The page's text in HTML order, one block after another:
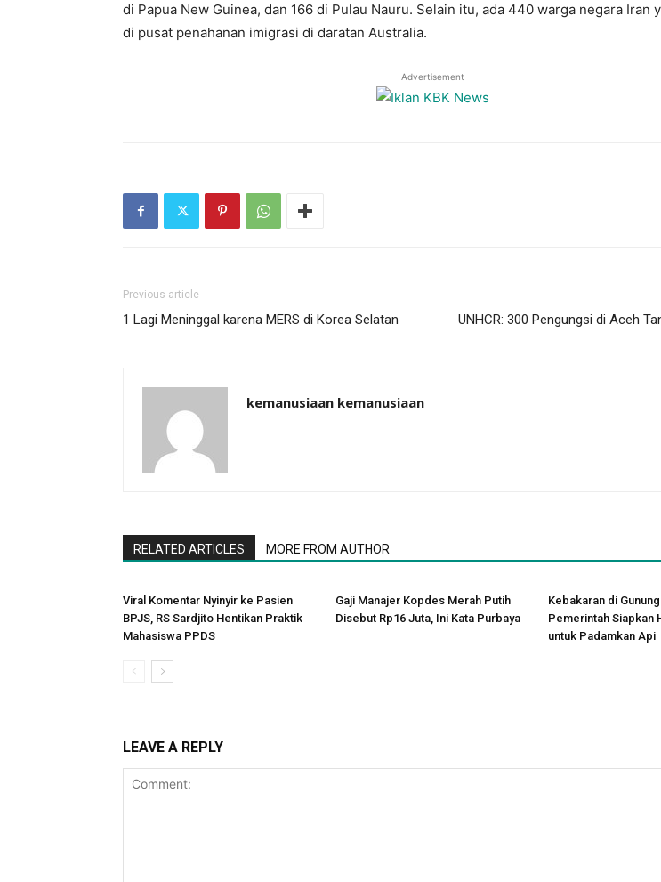
di Papua New Guinea, dan 166 di Pulau Nauru. Selain itu, ada 440 warga negara Iran
di pusat penahanan imigrasi di daratan Australia.
Advertisement
Previous article
1 Lagi Meninggal karena MERS di Korea Selatan UNHCR: 300 Pengungsi di Aceh
kemanusiaan kemanusiaan
RELATED ARTICLES MORE FROM AUTHOR
Viral Komentar Nyinyir ke Pasien
BPJS, RS Sardjito Hentikan Praktik
Mahasiswa PPDS
Gaji Manajer Kopdes Merah Putih
Disebut Rp16 Juta, Ini Kata Purbaya
Kebakaran di
Pemerintah Siapkan
untuk Padamkan Api
LEAVE A REPLY